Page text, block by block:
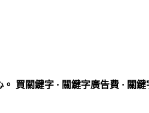
買關鍵字 · 關鍵字廣告費 · 關鍵